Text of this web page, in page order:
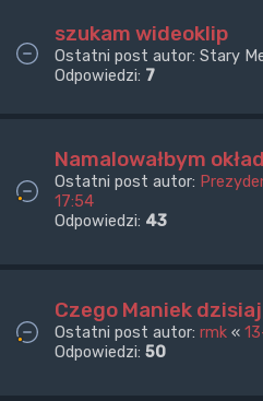
szukam wideoklip
Ostatni post autor: Stary
Odpowiedzi: 7
Namalowałbym
Ostatni post autor:
17:54
Odpowiedzi: 43
Czego Maniek
Ostatni post autor: rmk «
Odpowiedzi: 50